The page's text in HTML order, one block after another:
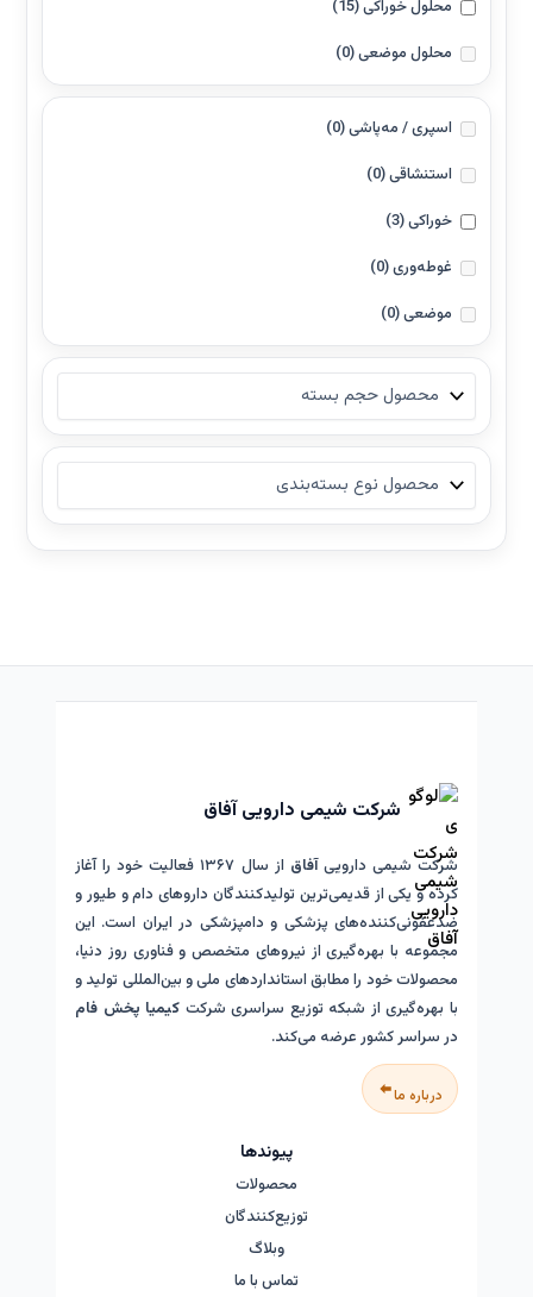
محلول خوراکی(15)
محلول موضعی(0)
اسپری / مه‌پاشی(0)
استنشاقی(0)
خوراکی(3)
غوطه‌وری(0)
موضعی(0)
شرکت شیمی دارویی آفاق
شرکت شیمی داروییآفاق
از سال ۱۳۶۷ فعالیت خود را آغاز
کرده و یکی از قدیمی‌ترین تولیدکنندگان داروهای دام و طیور و
ضدعفونی‌کننده‌های پزشکی و دامپزشکی در ایران است. این
مجموعه با بهره‌گیری از نیروهای متخصص و فناوری روز دنیا،
محصولات خود را مطابق استانداردهای ملی و بین‌المللی تولید و
با بهره‌گیری از شبکه توزیع سراسری شرکت کیمیا پخش فام
در سراسر کشور عرضه می‌کند.
درباره ما
پیوندها
محصولات
توزیع‌کنندگان
وبلاگ
تماس با ما